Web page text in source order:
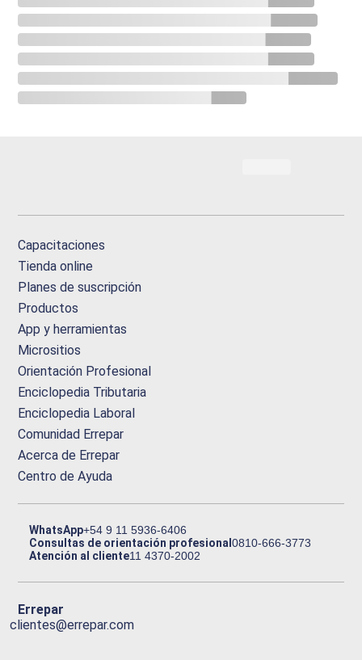
Capacitaciones
Tienda online
Planes de suscripción
Productos
App y herramientas
Micrositios
Orientación Profesional
Enciclopedia Tributaria
Enciclopedia Laboral
Comunidad Errepar
Acerca de Errepar
Centro de Ayuda
WhatsApp+54 9 11 5936-6406
Consultas de orientación profesional0810-666-3773
Atención al cliente11 4370-2002
Errepar
clientes@errepar.com